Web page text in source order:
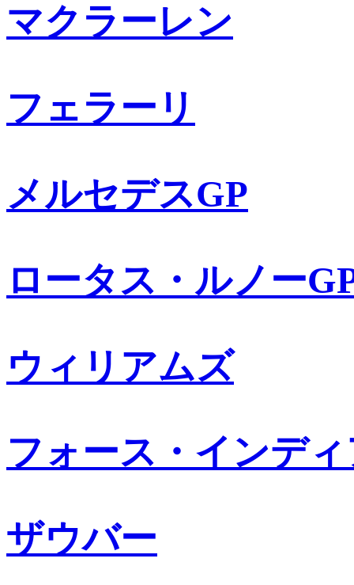
マクラーレン
フェラーリ
メルセデスGP
ロータス・ルノー
ウィリアムズ
フォース・インデ
ザウバー